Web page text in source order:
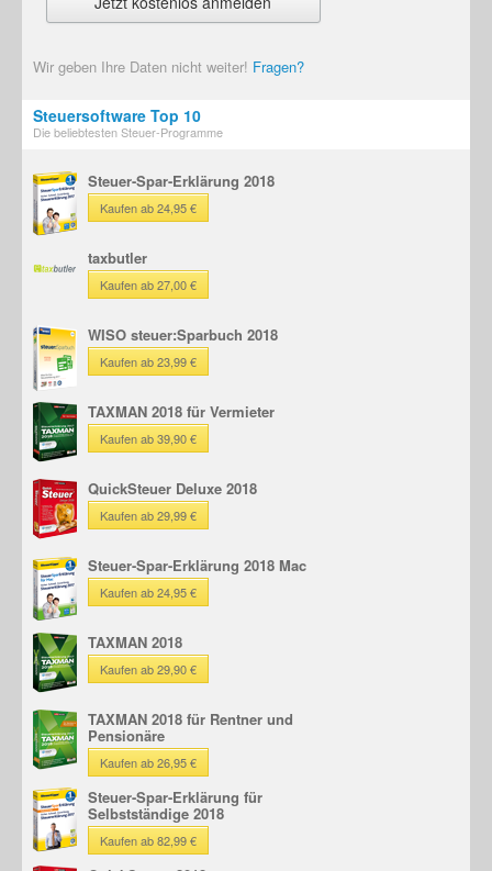
Wir geben Ihre Daten nicht weiter! Fragen?
Steuersoftware Top 10
Die beliebtesten Steuer-Programme
Steuer-Spar-Erklärung 2018
Kaufen ab 24,95 €
taxbutler
Kaufen ab 27,00 €
WISO steuer:Sparbuch 2018
Kaufen ab 23,99 €
TAXMAN 2018 für Vermieter
Kaufen ab 39,90 €
QuickSteuer Deluxe 2018
Kaufen ab 29,99 €
Steuer-Spar-Erklärung 2018 Mac
Kaufen ab 24,95 €
TAXMAN 2018
Kaufen ab 29,90 €
TAXMAN 2018 für Rentner und
Pensionäre
Kaufen ab 26,95 €
Steuer-Spar-Erklärung für
Selbstständige 2018
Kaufen ab 82,99 €